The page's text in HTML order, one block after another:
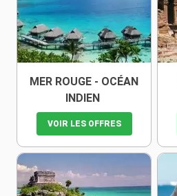
MER ROUGE - OCÉAN
INDIEN
VOIR LES OFFRES